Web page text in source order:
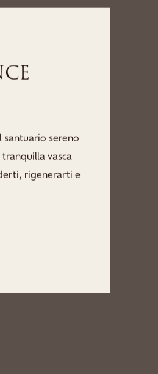
e corpo,
della nostra villa,
serena vasca